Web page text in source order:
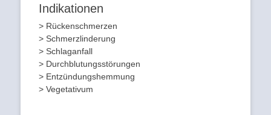
Indikationen
> Rückenschmerzen
> Schmerzlinderung
> Schlaganfall
> Durchblutungsstörungen
> Entzündungshemmung
> Vegetativum